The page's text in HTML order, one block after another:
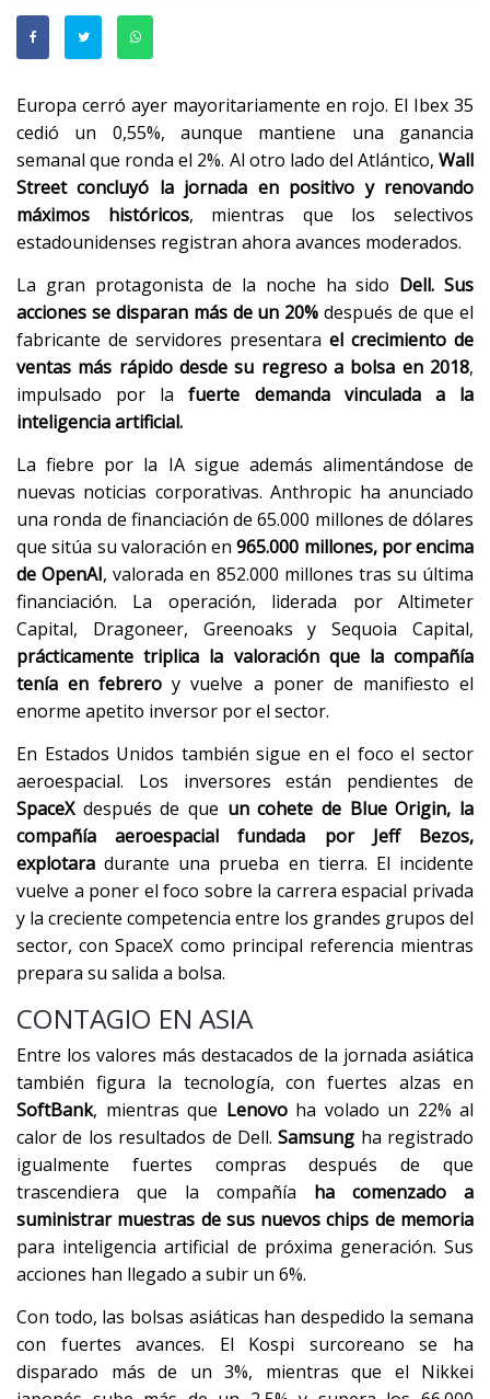
Europa cerró ayer mayoritariamente en rojo. El Ibex 35
cedió un 0,55%, aunque mantiene una ganancia
semanal que ronda el 2%. Al otro lado del Atlántico, Wall
Street concluyó la jornada en positivo y renovando
máximos históricos, mientras que los selectivos
estadounidenses registran ahora avances moderados.
La gran protagonista de la noche ha sido Dell. Sus
acciones se disparan más de un 20% después de que el
fabricante de servidores presentara el crecimiento de
ventas más rápido desde su regreso a bolsa en 2018,
impulsado por lafuerte demanda vinculada a la
inteligencia artificial.
La fiebre por la IA sigue además alimentándose de
nuevas noticias corporativas. Anthropic ha anunciado
una ronda de financiación de 65.000 millones de dólares
que sitúa su valoración en 965.000 millones, por encima
de OpenAI, valorada en 852.000 millones tras su última
financiación. La operación, liderada por Altimeter
Capital, Dragoneer, Greenoaks y Sequoia Capital,
prácticamente triplica la valoración que la compañía
tenía en febrero y vuelve a poner de manifiesto el
enorme apetito inversor por el sector.
En Estados Unidos también sigue en el foco el sector
aeroespacial. Los inversores están pendientes de
SpaceXdespués de que un cohete de Blue Origin, la
compañía aeroespacial fundada por Jeff Bezos,
explotara durante una prueba en tierra. El incidente
vuelve a poner el foco sobre la carrera espacial privada
y la creciente competencia entre los grandes grupos del
sector, con SpaceX como principal referencia mientras
prepara su salida a bolsa.
CONTAGIO EN ASIA
Entre los valores más destacados de la jornada asiática
también figura la tecnología, con fuertes alzas en
SoftBank, mientras que Lenovoha volado un 22% al
calor de los resultados de Dell.Samsung ha registrado
igualmente fuertes compras después de que
trascendiera que la compañía ha comenzado a
suministrar muestras de sus nuevos chips de memoria
para inteligencia artificial de próxima generación. Sus
acciones han llegado a subir un 6%.
Con todo, las bolsas asiáticas han despedido la semana
con fuertes avances. El Kospi surcoreano se ha
disparado más de un 3%, mientras que el Nikkei